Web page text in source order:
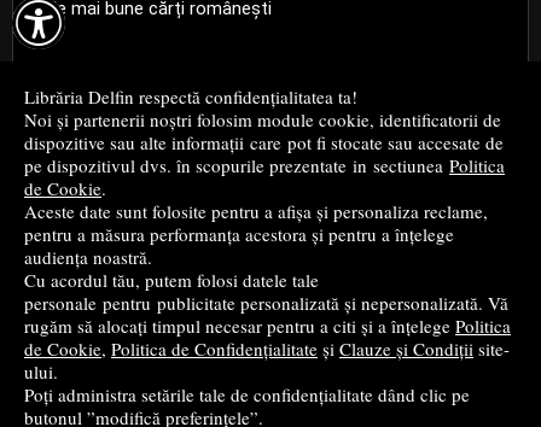

Librăria Delfin respectă confidențialitatea ta!
Noi și partenerii noștri folosim module cookie, identificatorii de
dispozitive sau alte informații care pot fi stocate sau accesate de
pe dispozitivul dvs. în scopurile prezentate in sectiunea Politica
de Cookie.
Aceste date sunt folosite pentru a afișa și personaliza reclame,
pentru a măsura performanța acestora și pentru a înțelege
audiența noastră.
Cu acordul tău, putem folosi datele tale
personale pentru publicitate personalizată și nepersonalizată. Vă
rugăm să alocați timpul necesar pentru a citi și a înțelege Politica
de Cookie, Politica de Confidențialitate și Clauze și Condiții site-
ului.
Poți administra setările tale de confidențialitate dând clic pe
butonul ”modifică preferințele”.
Cele mai bune cărți românești
Cele mai bune cărți de istorie
Top cărți beletristică
...toate știrile
© 2004 - 2026 Grup DZC SRL
Magazin onlinecreat de Vital Soft